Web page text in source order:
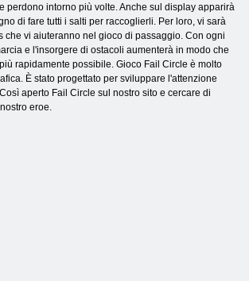
perdono intorno più volte. Anche sul display apparirà
di fare tutti i salti per raccoglierli. Per loro, vi sarà
che vi aiuteranno nel gioco di passaggio. Con ogni
e l'insorgere di ostacoli aumenterà in modo che
rapidamente possibile. Gioco Fail Circle è molto
È stato progettato per sviluppare l'attenzione
aperto Fail Circle sul nostro sito e cercare di
eroe.